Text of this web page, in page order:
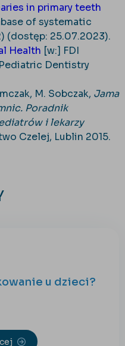
in primary teeth
of systematic
(dostęp: 25.07.2023).
Health [w:] FDI
Dentistry
M. Sobczak, Jama
Poradnik
i lekarzy
Czelej, Lublin 2015.
u dzieci?